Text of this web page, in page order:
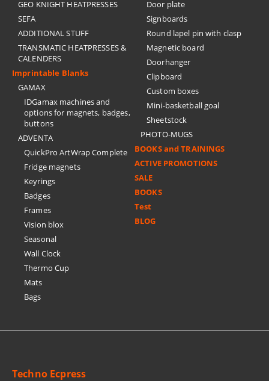
GEO KNIGHT HEATPRESSES
SEFA
ADDITIONAL STUFF
TRANSMATIC HEATPRESSES &
CALENDERS
Imprintable Blanks
GAMAX
IDGamax machines and
options for magnets, badges,
buttons
ADVENTA
QuickPro ArtWrap Complete
Fridge magnets
Keyrings
Badges
Frames
Vision blox
Seasonal
Wall Clock
Thermo Cup
Mats
Bags
Door plate
Signboards
Round lapel pin with clasp
Magnetic board
Doorhanger
Clipboard
Custom boxes
Mini-basketball goal
Sheetstock
PHOTO-MUGS
BOOKS and TRAININGS
ACTIVE PROMOTIONS
SALE
BOOKS
Test
BLOG
Techno Ecpress